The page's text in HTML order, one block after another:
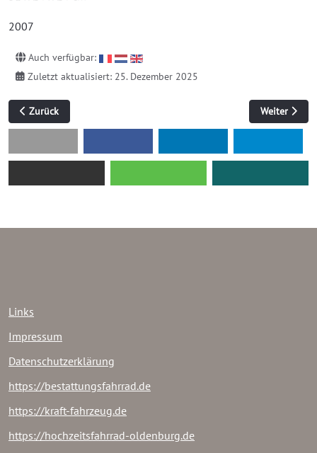
2007
Auch verfügbar:
Zuletzt aktualisiert: 25. Dezember 2025
Vorheriger Beitrag: Verwerfungen
Zurück Nächster
Weiter
Links
Impressum
Datenschutzerklärung
https://bestattungsfahrrad.de
https://kraft-fahrzeug.de
https://hochzeitsfahrrad-oldenburg.de